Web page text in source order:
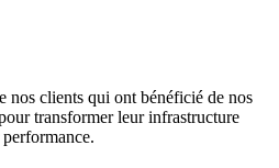
nos clients qui ont bénéficié de nos
transformer leur infrastructure